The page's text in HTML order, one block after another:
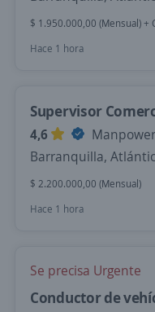
$ 1.950.000,00 (Mensual) +
Hace 1 hora
Supervisor
4,6
Barranquilla,
$ 2.200.000,00 (Mensual)
Hace 1 hora
Se precisa Urgente
Conductor de